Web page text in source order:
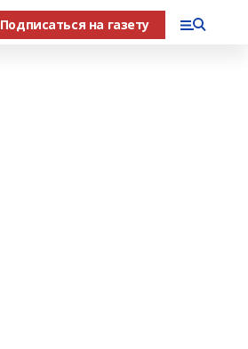
Подписаться на газету